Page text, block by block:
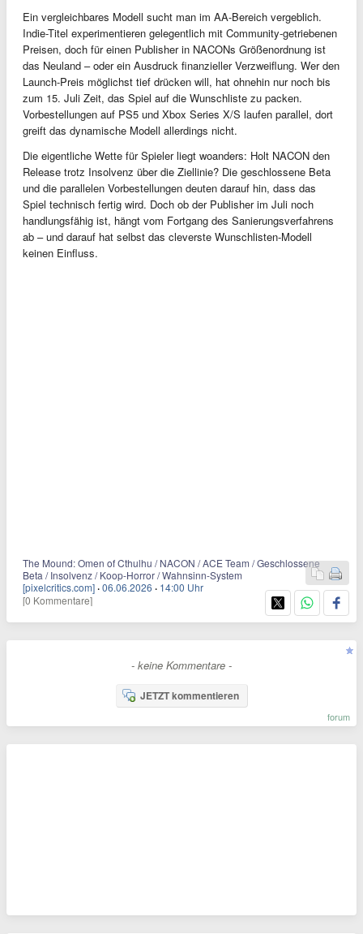
Ein vergleichbares Modell sucht man im AA-Bereich vergeblich.
Indie-Titel experimentieren gelegentlich mit Community-getriebenen
Preisen, doch für einen Publisher in NACONs Größenordnung ist
das Neuland – oder ein Ausdruck finanzieller Verzweiflung. Wer den
Launch-Preis möglichst tief drücken will, hat ohnehin nur noch bis
zum 15. Juli Zeit, das Spiel auf die Wunschliste zu packen.
Vorbestellungen auf PS5 und Xbox Series X/S laufen parallel, dort
greift das dynamische Modell allerdings nicht.
Die eigentliche Wette für Spieler liegt woanders: Holt NACON den
Release trotz Insolvenz über die Ziellinie? Die geschlossene Beta
und die parallelen Vorbestellungen deuten darauf hin, dass das
Spiel technisch fertig wird. Doch ob der Publisher im Juli noch
handlungsfähig ist, hängt vom Fortgang des Sanierungsverfahrens
ab – und darauf hat selbst das cleverste Wunschlisten-Modell
keinen Einfluss.
The Mound: Omen of Cthulhu / NACON / ACE Team / Geschlossene
Beta / Insolvenz / Koop-Horror / Wahnsinn-System
[pixelcritics.com] ·06.06.2026 · 14:00 Uhr
[0 Kommentare]
- keine Kommentare -
JETZT kommentieren
forum